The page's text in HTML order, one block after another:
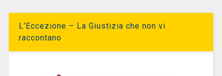
L’Eccezione – La Giustizia che non vi
raccontano